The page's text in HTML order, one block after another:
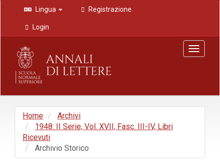
Navigazione
principale
Contenuto
principale
Barra
laterale
Lingua Registrazione
Login
Toggle
Home
Archivi
1948: II Serie, Vol. XVII, Fasc. III-IV, Libri
Ricevuti
Archivio Storico